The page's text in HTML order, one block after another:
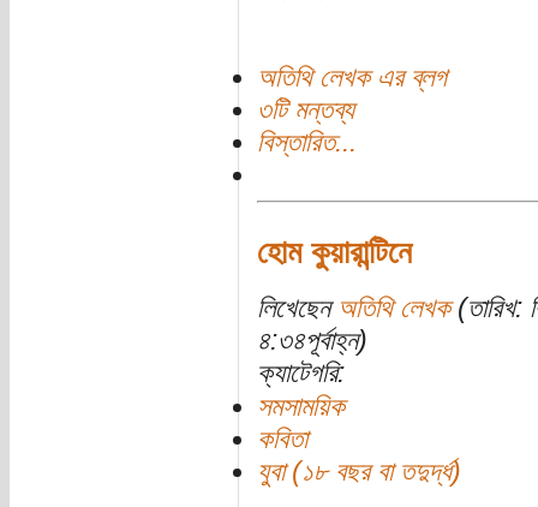
অতিথি লেখক এর ব্লগ
৩টি মন্তব্য
বিস্তারিত...
হোম কুয়ারান্টিনে
লিখেছেন অতিথি লেখক(তারিখ:
৪:৩৪পূর্বাহ্ন)
ক্যাটেগরি:
সমসাময়িক
কবিতা
যুবা (১৮ বছর বা তদুর্দ্ধ)